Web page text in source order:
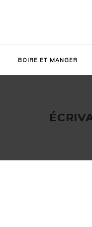
BOIRE ET MANGER